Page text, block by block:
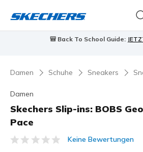
🎒 Back To School Guide:
Damen Schuhe Sneakers
Damen
Skechers Slip-ins: BOBS
Pace
5 von 5 Kundenbewertungen
Keine Bewertungen